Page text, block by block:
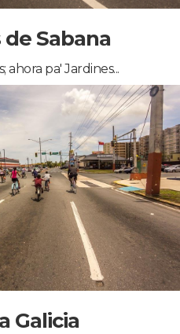
Sabana
ahora pa' Jardines...
Galicia